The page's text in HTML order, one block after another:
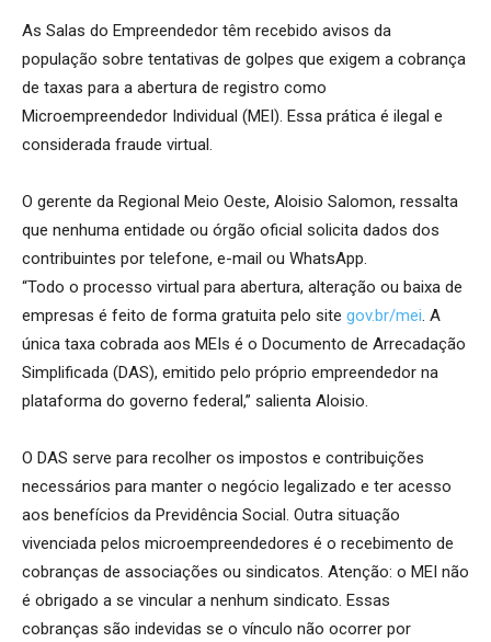
As Salas do Empreendedor têm recebido avisos da
população sobre tentativas de golpes que exigem a cobrança
de taxas para a abertura de registro como
Microempreendedor Individual (MEI). Essa prática é ilegal e
considerada fraude virtual.
O gerente da Regional Meio Oeste, Aloisio Salomon, ressalta
que nenhuma entidade ou órgão oficial solicita dados dos
contribuintes por telefone, e-mail ou WhatsApp.
“Todo o processo virtual para abertura, alteração ou baixa de
empresas é feito de forma gratuita pelo site gov.br/mei . A
única taxa cobrada aos MEIs é o Documento de Arrecadação
Simplificada (DAS), emitido pelo próprio empreendedor na
plataforma do governo federal,” salienta Aloisio.
O DAS serve para recolher os impostos e contribuições
necessários para manter o negócio legalizado e ter acesso
aos benefícios da Previdência Social. Outra situação
vivenciada pelos microempreendedores é o recebimento de
cobranças de associações ou sindicatos. Atenção: o MEI não
é obrigado a se vincular a nenhum sindicato. Essas
cobranças são indevidas se o vínculo não ocorrer por